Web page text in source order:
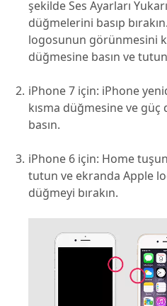
şekilde Ses Ayarları
düğmelerini basıp
logosunun görünmesini
düğmesine basın ve
iPhone 7 için: iPhone
kısma düğmesine ve güç
basın.
iPhone 6 için: Home
tutun ve ekranda Apple
düğmeyi bırakın.